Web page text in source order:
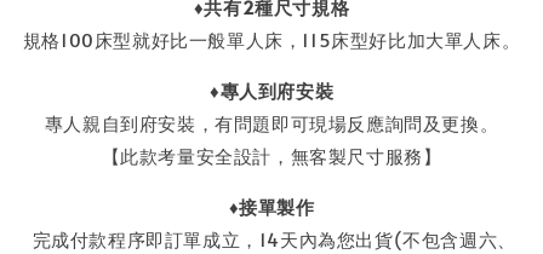
♦共有2種尺寸規格
規格100床型就好比一般單人床，115床型好比加大單人床。
♦專人到府安裝
專人親自到府安裝，有問題即可現場反應詢問及更換。
【此款考量安全設計，無客製尺寸服務】
♦接單製作
完成付款程序即訂單成立，14天內為您出貨(不包含週六、